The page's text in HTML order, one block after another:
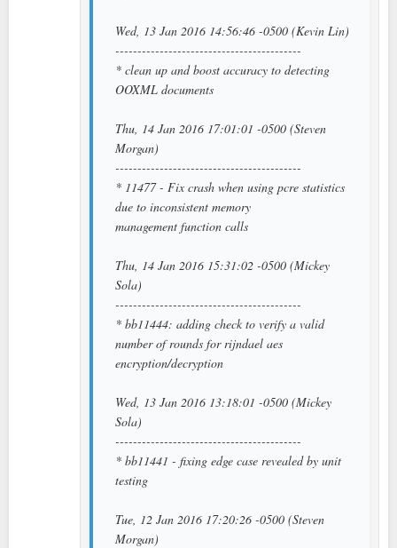
Wed, 13 Jan 2016 14:56:46 -0500 (Kevin Lin)
------------------------------------------
* clean up and boost accuracy to detecting
OOXML documents
Thu, 14 Jan 2016 17:01:01 -0500 (Steven
Morgan)
------------------------------------------
* 11477 - Fix crash when using pcre statistics
due to inconsistent memory
management function calls
Thu, 14 Jan 2016 15:31:02 -0500 (Mickey
Sola)
------------------------------------------
* bb11444: adding check to verify a valid
number of rounds for rijndael aes
encryption/decryption
Wed, 13 Jan 2016 13:18:01 -0500 (Mickey
Sola)
------------------------------------------
* bb11441 - fixing edge case revealed by unit
testing
Tue, 12 Jan 2016 17:20:26 -0500 (Steven
Morgan)